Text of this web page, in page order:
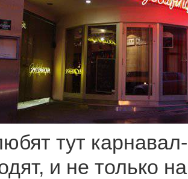
тут
и не только